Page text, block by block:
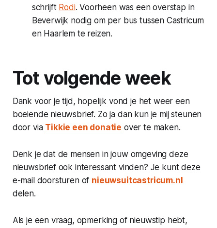
schrijft Rodi. Voorheen was een overstap in
Beverwijk nodig om per bus tussen Castricum
en Haarlem te reizen.
Tot volgende week
Dank voor je tijd, hopelijk vond je het weer een
boeiende nieuwsbrief. Zo ja dan kun je mij steunen
door via Tikkie een donatie over te maken.
Denk je dat de mensen in jouw omgeving deze
nieuwsbrief ook interessant vinden? Je kunt deze
e-mail doorsturen of nieuwsuitcastricum.nl
delen.
Als je een vraag, opmerking of nieuwstip hebt,